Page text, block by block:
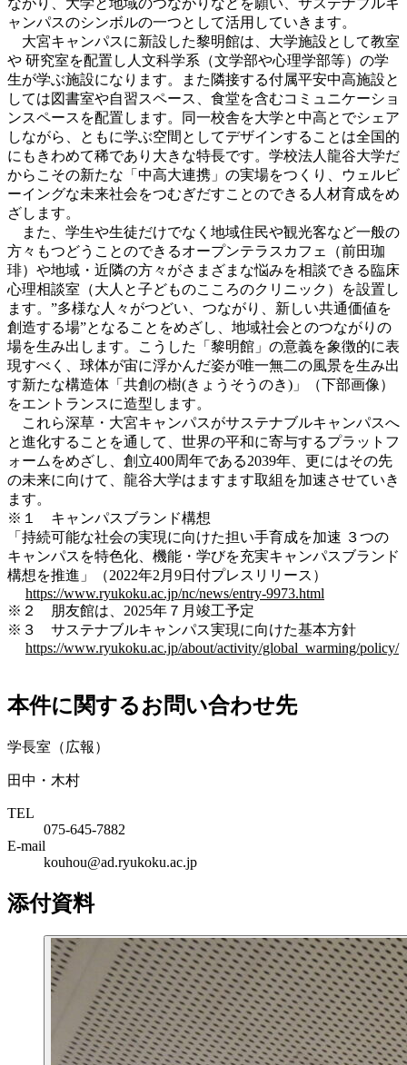
ャンパスのシンボルの一つとして活用していきます。
大宮キャンパスに新設した黎明館は、大学施設として教室
や 研究室を配置し人文科学系（文学部や心理学部等）の学
生が学ぶ施設になります。また隣接する付属平安中高施設と
しては図書室や自習スペース、食堂を含むコミュニケーショ
ンスペースを配置します。同一校舎を大学と中高とでシェア
しながら、ともに学ぶ空間としてデザインすることは全国的
にもきわめて稀であり大きな特長です。学校法人龍谷大学だ
からこその新たな「中高大連携」の実場をつくり、ウェルビ
ーイングな未来社会をつむぎだすことのできる人材育成をめ
ざします。
また、学生や生徒だけでなく地域住民や観光客など一般の
方々もつどうことのできるオープンテラスカフェ（前田珈
琲）や地域・近隣の方々がさまざまな悩みを相談できる臨床
心理相談室（大人と子どものこころのクリニック）を設置し
ます。”多様な人々がつどい、つながり、新しい共通価値を
創造する場”となることをめざし、地域社会とのつながりの
場を生み出します。こうした「黎明館」の意義を象徴的に表
現すべく、球体が宙に浮かんだ姿が唯一無二の風景を生み出
す新たな構造体「共創の樹(きょうそうのき)」（下部画像）
をエントランスに造型します。
これら深草・大宮キャンパスがサステナブルキャンパスへ
と進化することを通して、世界の平和に寄与するプラットフ
ォームをめざし、創立400周年である2039年、更にはその先
の未来に向けて、龍谷大学はますます取組を加速させていき
ます。
※１ キャンパスブランド構想
「持続可能な社会の実現に向けた担い手育成を加速 ３つの
キャンパスを特色化、機能・学びを充実キャンパスブランド
構想を推進」（2022年2月9日付プレスリリース）
https://www.ryukoku.ac.jp/nc/news/entry-9973.html
※２ 朋友館は、2025年７月竣工予定
※３ サステナブルキャンパス実現に向けた基本方針
https://www.ryukoku.ac.jp/about/activity/global_warming/policy/
本件に関するお問い合わせ先
学長室（広報）
田中・木村
TEL
075-645-7882
E-mail
kouhou@ad.ryukoku.ac.jp
添付資料